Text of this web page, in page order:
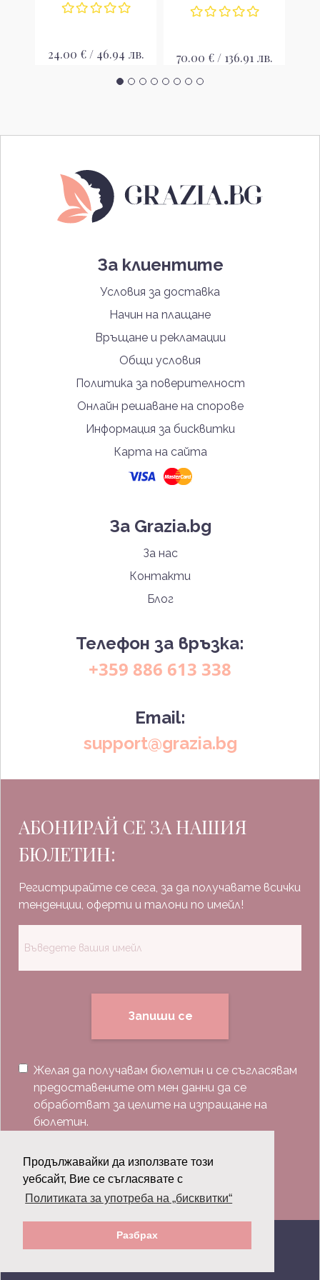
Продължавайки да използвате този
уебсайт, Вие се съгласявате с
Политиката за употреба на „бисквитки“
Разбрах
24.00 € / 46.94 лв. 70.00 € / 136.91 лв.
За клиентите
Условия за доставка
Начин на плащане
Връщане и рекламации
Общи условия
Политика за поверителност
Онлайн решаване на спорове
Информация за бисквитки
Карта на сайта
За Grazia.bg
За нас
Контакти
Блог
Телефон за връзка:
+359 886 613 338
Email:
support@grazia.bg
АБОНИРАЙ СЕ ЗА НАШИЯ
БЮЛЕТИН:
Регистрирайте се сега, за да получавате всички
тенденции, оферти и талони по имейл!
Запиши се
Желая да получавам бюлетин и се съгласявам
предоставените от мен данни да се
обработват за целите на изпращане на
бюлетин.
Последвай ни:
© 2026 Grazia.bg - Всички права запазени